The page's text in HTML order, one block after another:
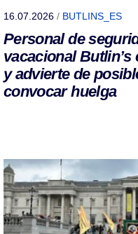
16.07.2026 / BUTLINS_ES
Personal de
vacacional
y advierte de
convocar huelga